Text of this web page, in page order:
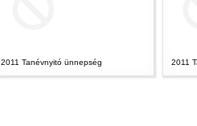
2011 Tanévnyitó ünnepség 2011